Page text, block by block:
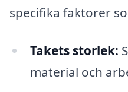
specifika faktorer
Takets storlek:
material och